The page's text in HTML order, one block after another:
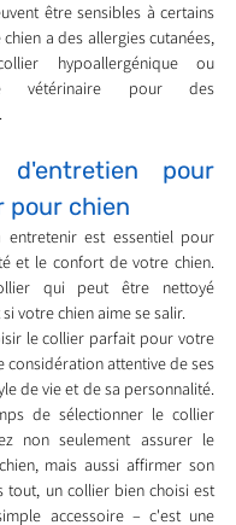
être sensibles à certains
a des allergies cutanées,
hypoallergénique ou
vétérinaire pour des
d'entretien pour
pour chien
entretenir est essentiel pour
et le confort de votre chien.
qui peut être nettoyé
votre chien aime se salir.
le collier parfait pour votre
considération attentive de ses
de vie et de sa personnalité.
de sélectionner le collier
non seulement assurer le
mais aussi affirmer son
tout, un collier bien choisi est
accessoire – c'est une